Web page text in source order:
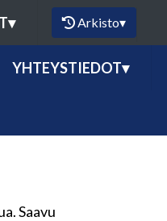
▾ Arkisto▾
YHTEYSTIEDOT▾
Saavu